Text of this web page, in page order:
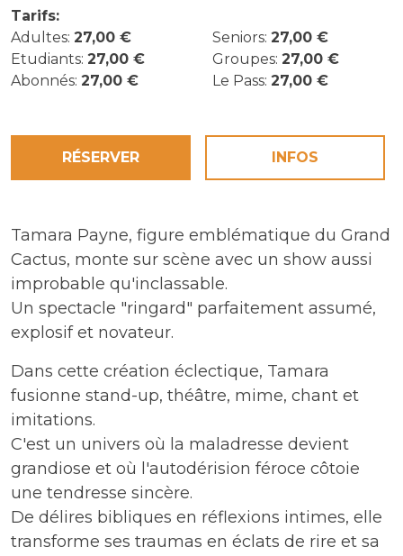
Tarifs:
Adultes: 27,00 € Seniors: 27,00 €
Etudiants: 27,00 € Groupes: 27,00 €
Abonnés: 27,00 € Le Pass: 27,00 €
RÉSERVER INFOS
Tamara Payne, figure emblématique du Grand
Cactus, monte sur scène avec un show aussi
improbable qu'inclassable.
Un spectacle "ringard" parfaitement assumé,
explosif et novateur.
Dans cette création éclectique, Tamara
fusionne stand-up, théâtre, mime, chant et
imitations.
C'est un univers où la maladresse devient
grandiose et où l'autodérision féroce côtoie
une tendresse sincère.
De délires bibliques en réflexions intimes, elle
transforme ses traumas en éclats de rire et sa